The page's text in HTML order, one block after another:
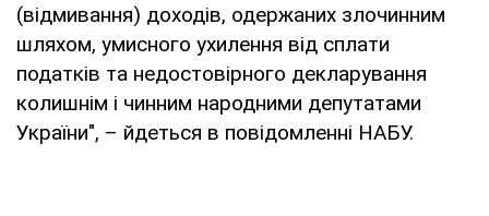
(відмивання) доходів, одержаних злочинним
шляхом, умисного ухилення від сплати
податків та недостовірного декларування
колишнім і чинним народними депутатами
України", – йдеться в повідомленні НАБУ.